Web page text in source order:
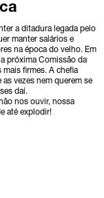
a ditadura legada pelo
manter salários e
na época do velho. Em
próxima Comissão da
mais firmes. A chefia
vezes nem querem se
daí.
nos ouvir, nossa
até explodir!